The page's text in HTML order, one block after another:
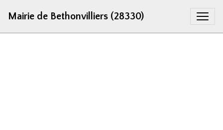
Mairie de Bethonvilliers (28330)